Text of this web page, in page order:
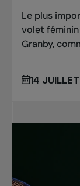
Le plus
volet féminin
Granby,
14